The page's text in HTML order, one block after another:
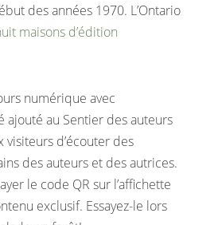
des années 1970. L’Ontario
maisons d’édition
numérique avec
ajouté au Sentier des auteurs
d’écouter des
des auteurs et des autrices.
le code QR sur l’affichette
exclusif. Essayez-le lors